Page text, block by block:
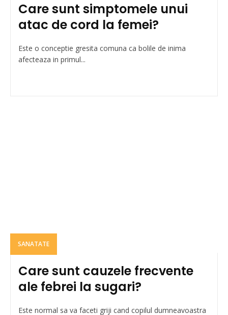
Care sunt simptomele unui
atac de cord la femei?
Este o conceptie gresita comuna ca bolile de inima
afecteaza in primul...
SANATATE
Care sunt cauzele frecvente
ale febrei la sugari?
Este normal sa va faceti griji cand copilul dumneavoastra